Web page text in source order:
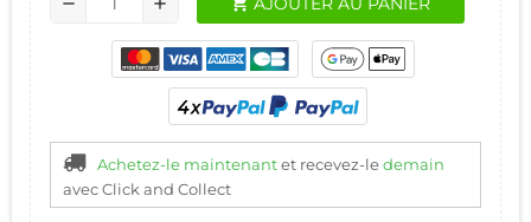
remove add
Achetez-le maintenantet recevez-ledemain
avec Click and Collect